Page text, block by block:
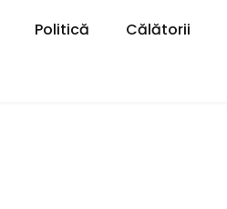
Politică Călătorii